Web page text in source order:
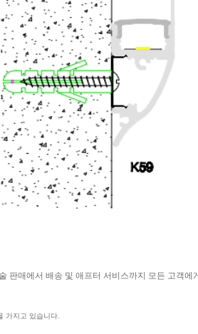
판매에서 배송 및 애프터 서비스까지 모든 고객
가지고 있습니다.